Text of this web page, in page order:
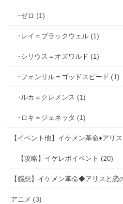
･ゼロ (1)
･レイ＝ブラックウェル (1)
･シリウス＝オズワルド (1)
･フェンリル＝ゴッドスピード (1)
･ルカ＝クレメンス (1)
･ロキ＝ジェネッタ (1)
【イベント他】イケメン革命♦アリ
【攻略】イケレボイベント (20)
【感想】イケメン革命◆アリスと恋
アニメ (3)